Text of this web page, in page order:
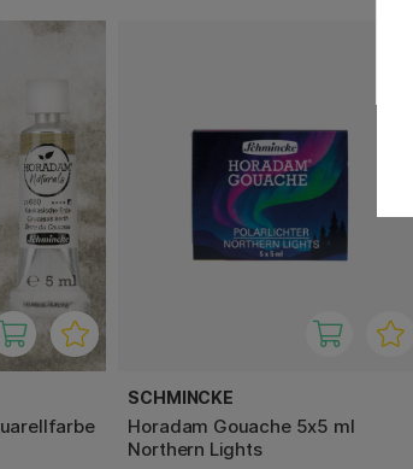
SCHMINCKE
Horadam Gouache 5x5 ml
Northern Lights